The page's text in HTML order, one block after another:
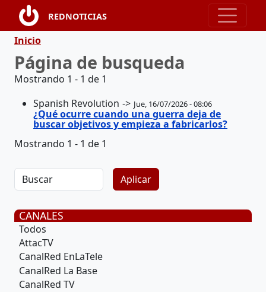
Pasar al contenido principal
REDNOTICIAS
Ruta de navegación
Inicio
Página de busqueda
Mostrando 1 - 1 de 1
Spanish Revolution
Jue, 16/07/2026 - 08:06
¿Qué ocurre cuando una guerra deja de
buscar objetivos y empieza a fabricarlos?
Mostrando 1 - 1 de 1
CANALES
Todos
AttacTV
CanalRed EnLaTele
CanalRed La Base
CanalRed TV